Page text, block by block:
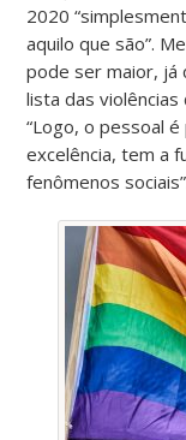
2020
aquilo que são”.
pode ser maior, já
lista das
“Logo, o pessoal
excelência, tem a
fenômenos